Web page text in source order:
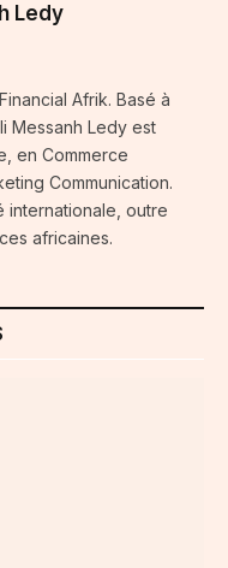
Ledy
Afrik. Basé à
Messanh Ledy est
en Commerce
Communication.
internationale, outre
africaines.